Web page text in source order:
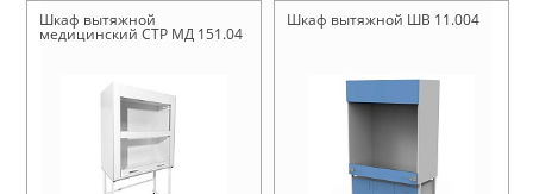
Шкаф вытяжной
медицинский СТР МД 151.04
Шкаф вытяжной ШВ 11.004